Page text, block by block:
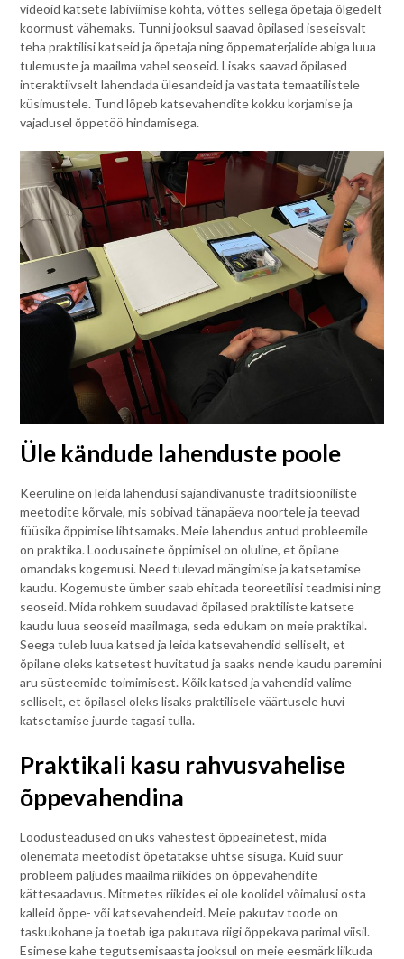
videoid katsete läbiviimise kohta, võttes sellega õpetaja õlgedelt
koormust vähemaks. Tunni jooksul saavad õpilased iseseisvalt
teha praktilisi katseid ja õpetaja ning õppematerjalide abiga luua
tulemuste ja maailma vahel seoseid. Lisaks saavad õpilased
interaktiivselt lahendada ülesandeid ja vastata temaatilistele
küsimustele. Tund lõpeb katsevahendite kokku korjamise ja
vajadusel õppetöö hindamisega.
Üle kändude lahenduste poole
Keeruline on leida lahendusi sajandivanuste traditsiooniliste
meetodite kõrvale, mis sobivad tänapäeva noortele ja teevad
füüsika õppimise lihtsamaks. Meie lahendus antud probleemile
on praktika. Loodusainete õppimisel on oluline, et õpilane
omandaks kogemusi. Need tulevad mängimise ja katsetamise
kaudu. Kogemuste ümber saab ehitada teoreetilisi teadmisi ning
seoseid. Mida rohkem suudavad õpilased praktiliste katsete
kaudu luua seoseid maailmaga, seda edukam on meie praktikal.
Seega tuleb luua katsed ja leida katsevahendid selliselt, et
õpilane oleks katsetest huvitatud ja saaks nende kaudu paremini
aru süsteemide toimimisest. Kõik katsed ja vahendid valime
selliselt, et õpilasel oleks lisaks praktilisele väärtusele huvi
katsetamise juurde tagasi tulla.
Praktikali kasu rahvusvahelise
õppevahendina
Loodusteadused on üks vähestest õppeainetest, mida
olenemata meetodist õpetatakse ühtse sisuga. Kuid suur
probleem paljudes maailma riikides on õppevahendite
kättesaadavus. Mitmetes riikides ei ole koolidel võimalusi osta
kalleid õppe- või katsevahendeid. Meie pakutav toode on
taskukohane ja toetab iga pakutava riigi õppekava parimal viisil.
Esimese kahe tegutsemisaasta jooksul on meie eesmärk liikuda